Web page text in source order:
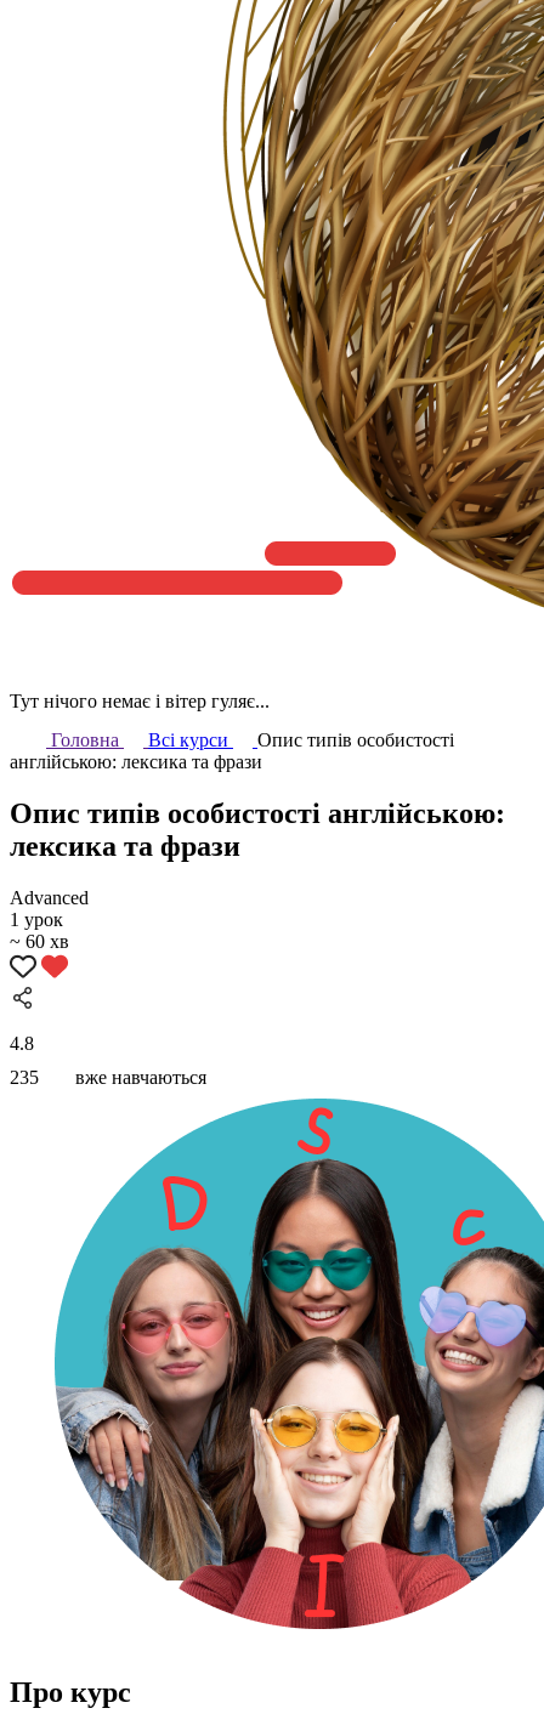
Тут нічого немає і вітер гуляє...
Головна
Всі курси
Опис типів особистості
англійською: лексика та фрази
Опис типів особистості англійською:
лексика та фрази
Аdvanced
1 урок
~ 60 хв
4.8
235
вже навчаються
Про курс